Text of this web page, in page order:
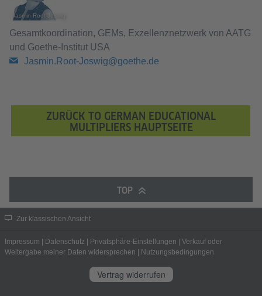
Jasmin Root-Joswig
Gesamtkoordination, GEMs, Exzellenznetzwerk von AATG
und Goethe-Institut USA
Jasmin.Root-Joswig@goethe.de
ZURÜCK TO GERMAN EDUCATIONAL
MULTIPLIERS HAUPTSEITE
TOP
Zur klassischen Ansicht
Impressum | Datenschutz | Privatsphäre-Einstellungen | Verkauf oder
Weitergabe meiner Daten widersprechen | Nutzungsbedingungen
Vertrag widerrufen